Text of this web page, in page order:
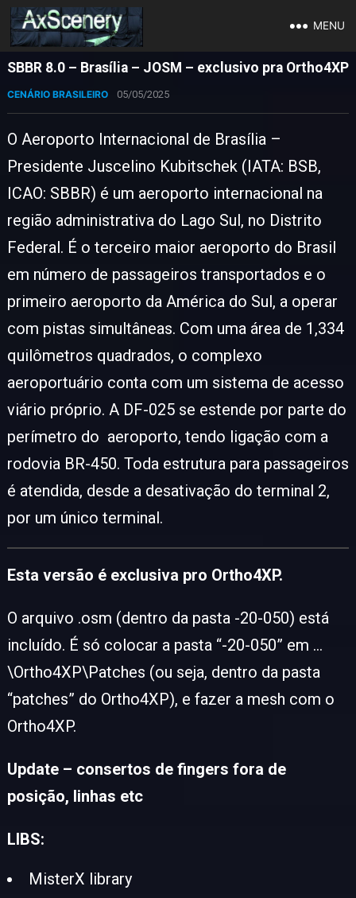
MENU
SBBR 8.0 – Brasília – JOSM – exclusivo pra Ortho4XP
CENÁRIO BRASILEIRO 05/05/2025
O Aeroporto Internacional de Brasília –
Presidente Juscelino Kubitschek (IATA: BSB,
ICAO: SBBR) é um aeroporto internacional na
região administrativa do Lago Sul, no Distrito
Federal. É o terceiro maior aeroporto do Brasil
em número de passageiros transportados e o
primeiro aeroporto da América do Sul, a operar
com pistas simultâneas. Com uma área de 1,334
quilômetros quadrados, o complexo
aeroportuário conta com um sistema de acesso
viário próprio. A DF-025 se estende por parte do
perímetro do aeroporto, tendo ligação com a
rodovia BR-450. Toda estrutura para passageiros
é atendida, desde a desativação do terminal 2,
por um único terminal.
Esta versão é exclusiva pro Ortho4XP.
O arquivo .osm (dentro da pasta -20-050) está
incluído. É só colocar a pasta “-20-050” em …
\Ortho4XP\Patches (ou seja, dentro da pasta
“patches” do Ortho4XP), e fazer a mesh com o
Ortho4XP.
Update – consertos de fingers fora de
posição, linhas etc
LIBS:
MisterX library